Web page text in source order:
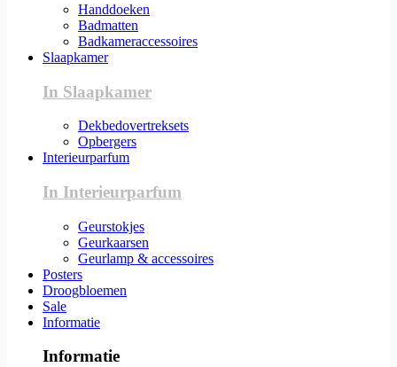
Handdoeken
Badmatten
Badkameraccessoires
Slaapkamer
In Slaapkamer
Dekbedovertreksets
Opbergers
Interieurparfum
In Interieurparfum
Geurstokjes
Geurkaarsen
Geurlamp & accessoires
Posters
Droogbloemen
Sale
Informatie
Informatie